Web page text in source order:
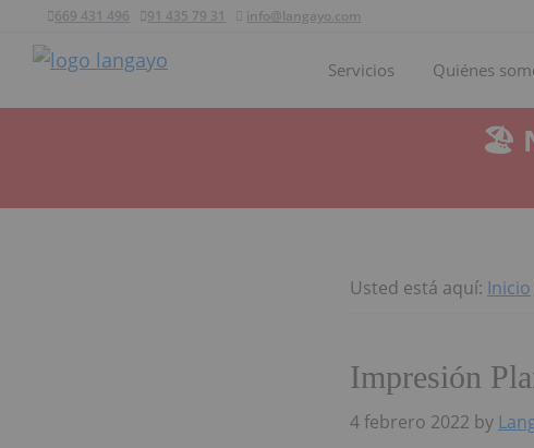
navegación
principal
contenido
principal
de
669 431 496 91 435 79 31 info@langayo.com
Servicios Quiénes
🏖️
Usted está aquí: Inicio
Impresión
4 febrero 2022 by